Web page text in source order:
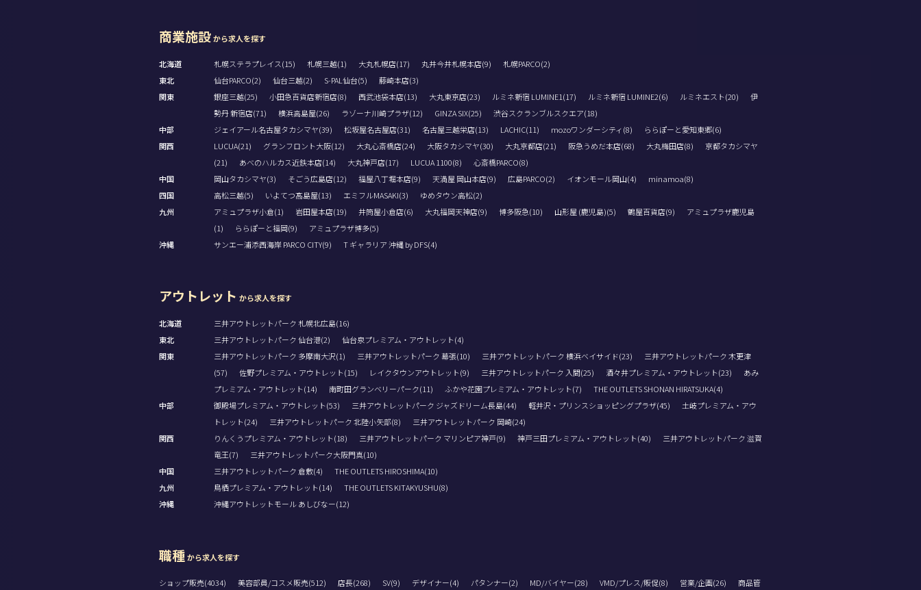
商業施設から求人を探す
北海道 札幌ステラプレイス(15) 札幌三越(1) 大丸札幌店(17) 丸井今井札幌本店(9)
札幌PARCO(2)
東北
仙台PARCO(2) 仙台三越(2) S-PAL仙台(5)
藤崎本店(3)
関東
銀座三越(25) 小田急百貨店新宿店(8) 西武池袋本店(13) 大丸東京店(23) ルミネ新宿 LUMINE1(17) ルミネ新宿 LUMINE2(6) ルミネエスト(20)
伊
勢丹 新宿店(71)
横浜高島屋(26) ラゾーナ川崎プラザ(12) GINZA SIX(25)
渋谷スクランブルスクエア(18)
中部
ジェイアール名古屋タカシマヤ(39) 松坂屋名古屋店(31) 名古屋三越栄店(13) LACHIC(11) mozoワンダーシティ(8)
ららぽーと愛知東郷(6)
関西
LUCUA(21) グランフロント大阪(12) 大丸心斎橋店(24) 大阪タカシマヤ(30) 大丸京都店(21) 阪急うめだ本店(68) 大丸梅田店(8)
京都タカシマヤ
(21)
あべのハルカス近鉄本店(14) 大丸神戸店(17) LUCUA 1100(8)
心斎橋PARCO(8)
中国
岡山タカシマヤ(3) そごう広島店(12) 福屋八丁堀本店(9) 天満屋 岡山本店(9) 広島PARCO(2) イオンモール岡山(4)
minamoa(8)
四国
高松三越(5) いよてつ髙島屋(13) エミフルMASAKI(3)
ゆめタウン高松(2)
九州
アミュプラザ小倉(1) 岩田屋本店(19) 井筒屋小倉店(6) 大丸福岡天神店(9) 博多阪急(10) 山形屋 (鹿児島)(5) 鶴屋百貨店(9)
アミュプラザ鹿児島
(1)
ららぽーと福岡(9)
アミュプラザ博多(5)
沖縄
サンエー浦添西海岸 PARCO CITY(9) T ギャラリア 沖縄 by DFS(4)
アウトレット から求人を探す
北海道
三井アウトレットパーク 札幌北広島(16)
東北
三井アウトレットパーク 仙台港(2)
仙台泉プレミアム・アウトレット(4)
関東
三井アウトレットパーク 多摩南大沢(1) 三井アウトレットパーク 幕張(10) 三井アウトレットパーク 横浜ベイサイド(23)
三井アウトレットパーク 木更津
(57)
佐野プレミアム・アウトレット(15) レイクタウンアウトレット(9) 三井アウトレットパーク 入間(25) 酒々井プレミアム・アウトレット(23)
あみ
プレミアム・アウトレット(14)
南町田グランベリーパーク(11) ふかや花園プレミアム・アウトレット(7)
THE OUTLETS SHONAN HIRATSUKA(4)
中部
御殿場プレミアム・アウトレット(53) 三井アウトレットパーク ジャズドリーム長島(44) 軽井沢・プリンスショッピングプラザ(45)
土岐プレミアム・アウ
トレット(24)
三井アウトレットパーク 北陸小矢部(8)
三井アウトレットパーク 岡崎(24)
関西
りんくうプレミアム・アウトレット(18) 三井アウトレットパーク マリンピア神戸(9) 神戸三田プレミアム・アウトレット(40)
三井アウトレットパーク 滋賀
竜王(7)
三井アウトレットパーク大阪門真(10)
中国
三井アウトレットパーク 倉敷(4)
THE OUTLETS HIROSHIMA(10)
九州
鳥栖プレミアム・アウトレット(14)
THE OUTLETS KITAKYUSHU(8)
沖縄
沖縄アウトレットモール あしびなー(12)
職種から求人を探す
ショップ販売(4034) 美容部員/コスメ販売(512) 店長(268) SV(9) デザイナー(4) パタンナー(2) MD/バイヤー(28) VMD/プレス/販促(8) 営業/企画(26)
商品管